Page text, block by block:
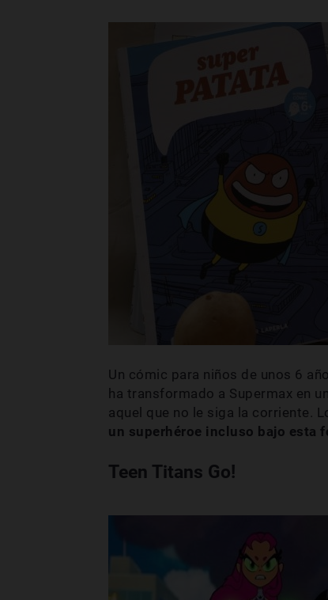
Un cómic para niños de unos 6
ha transformado a Supermax en
aquel que no le siga la corriente.
un superhéroe incluso bajo esta
Teen Titans Go!